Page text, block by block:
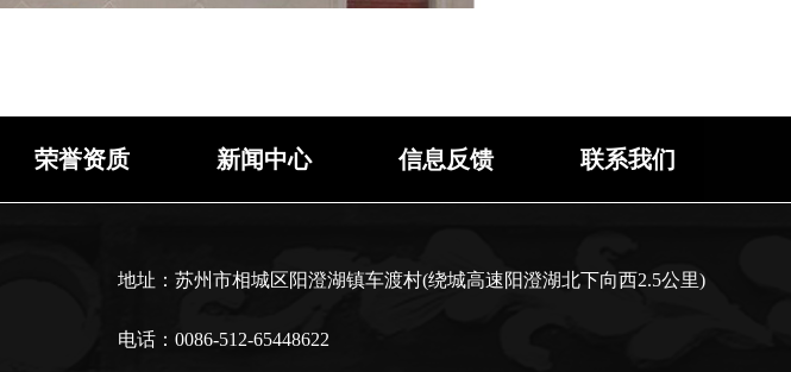
荣誉资质 新闻中心 信息反馈 联系我们
地址：苏州市相城区阳澄湖镇车渡村(绕城高速阳澄湖北下向西2.5公里)
电话：0086-512-65448622